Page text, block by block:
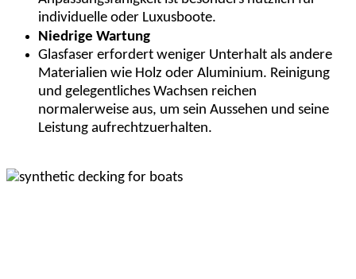
individuelle oder Luxusboote.
Niedrige Wartung
Glasfaser erfordert weniger Unterhalt als andere
Materialien wie Holz oder Aluminium. Reinigung
und gelegentliches Wachsen reichen
normalerweise aus, um sein Aussehen und seine
Leistung aufrechtzuerhalten.